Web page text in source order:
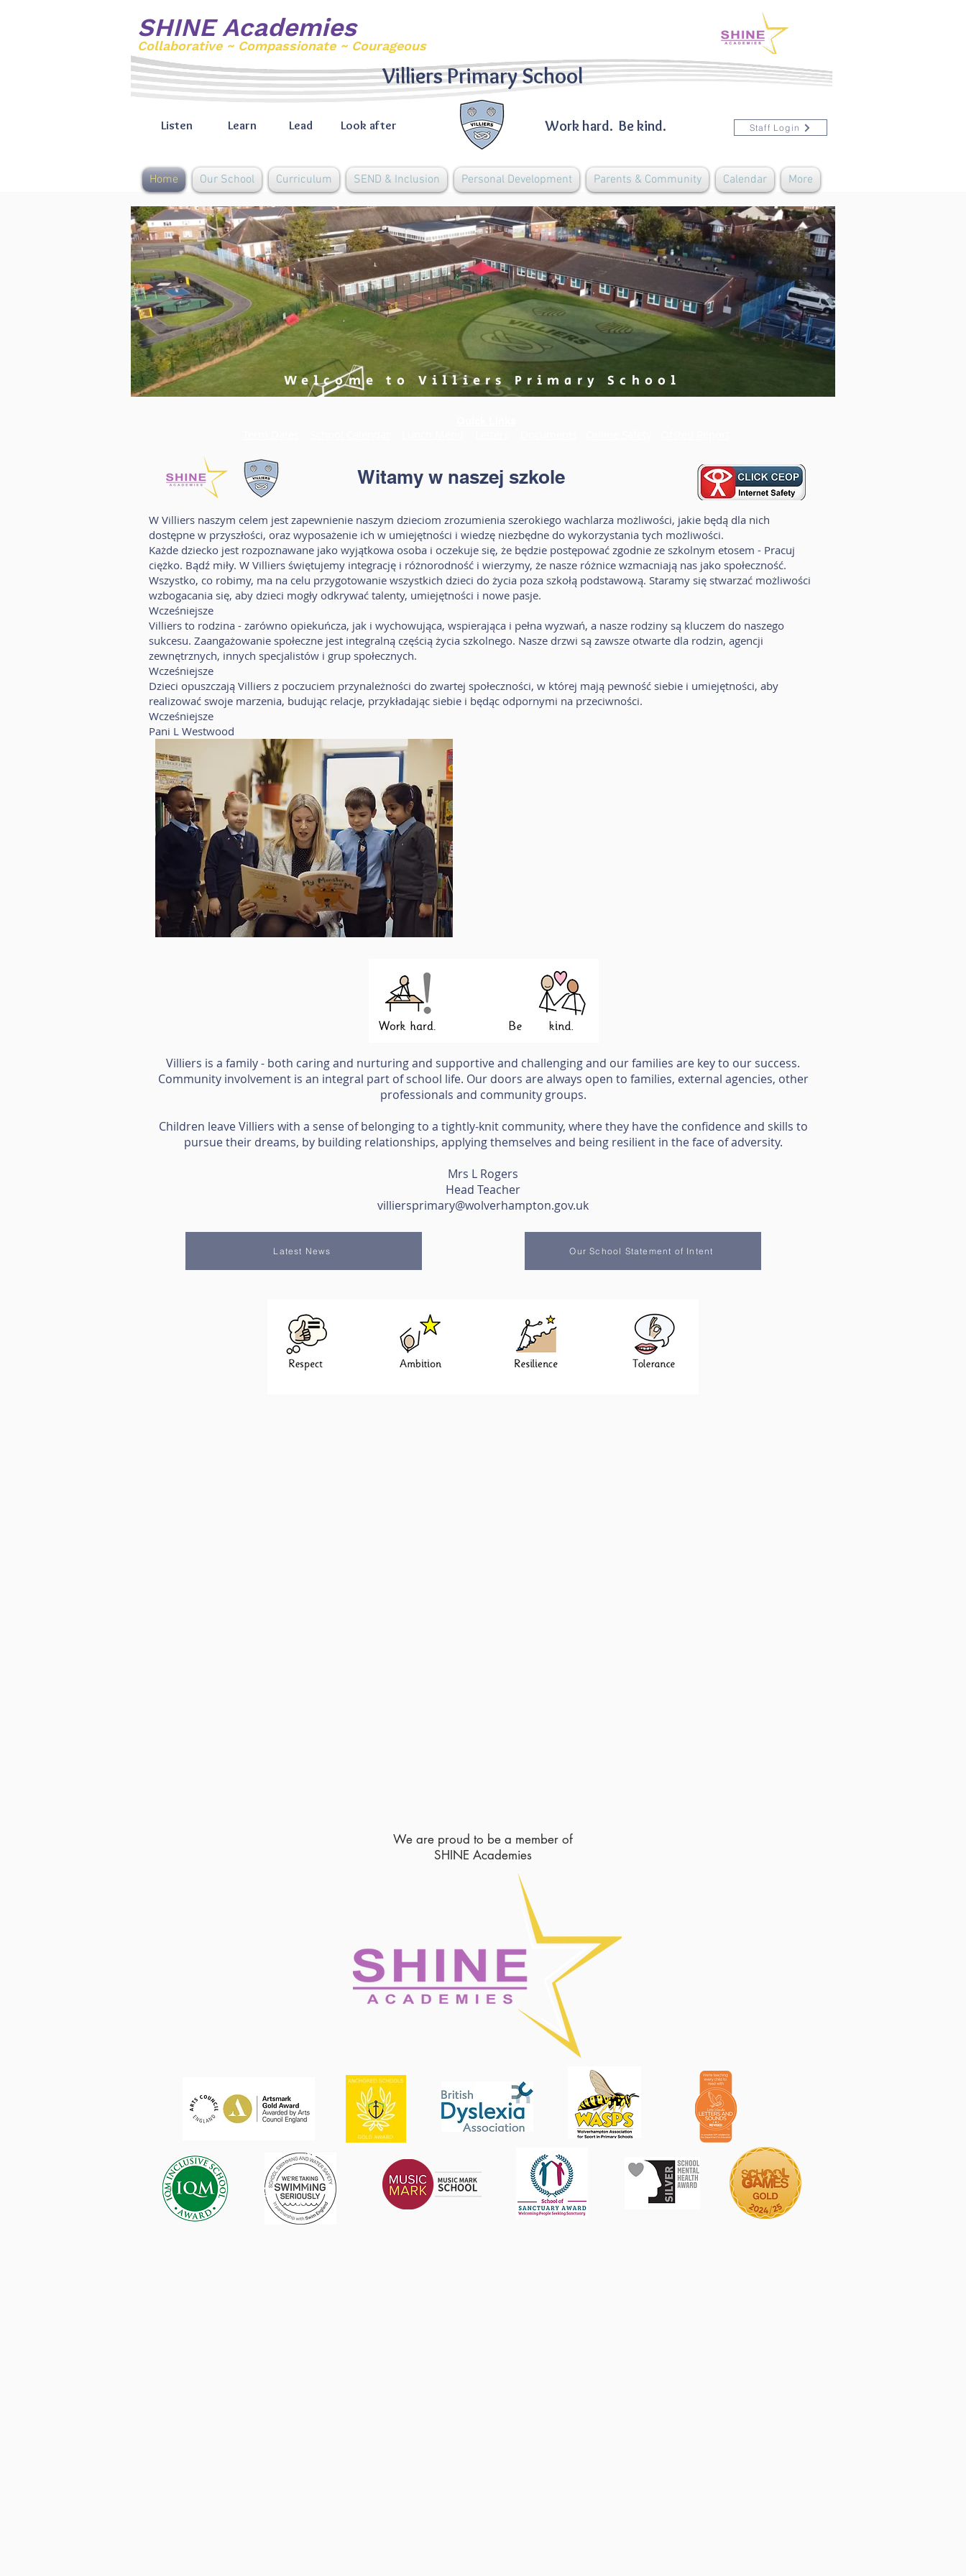
SHINE Academies
Collaborative ~ Compassionate ~ Courageous
Listen Work hard. Be kind.
Learn Lead Look after Staff Login
Villiers Primary School
Home Our School Curriculum SEND & Inclusion Personal Development Parents & Community Calendar More
Welcome to Villiers Primary School
Witamy w naszej szkole
W Villiers naszym celem jest zapewnienie naszym dzieciom zrozumienia szerokiego wachlarza możliwości, jakie będą dla nich
dostępne w przyszłości, oraz wyposażenie ich w umiejętności i wiedzę niezbędne do wykorzystania tych możliwości.
Każde dziecko jest rozpoznawane jako wyjątkowa osoba i oczekuje się, że będzie postępować zgodnie ze szkolnym etosem - Pracuj
ciężko. Bądź miły. W Villiers świętujemy integrację i różnorodność i wierzymy, że nasze różnice wzmacniają nas jako społeczność.
Wszystko, co robimy, ma na celu przygotowanie wszystkich dzieci do życia poza szkołą podstawową. Staramy się stwarzać możliwości
wzbogacania się, aby dzieci mogły odkrywać talenty, umiejętności i nowe pasje.
Wcześniejsze
Villiers to rodzina - zarówno opiekuńcza, jak i wychowująca, wspierająca i pełna wyzwań, a nasze rodziny są kluczem do naszego
sukcesu. Zaangażowanie społeczne jest integralną częścią życia szkolnego. Nasze drzwi są zawsze otwarte dla rodzin, agencji
zewnętrznych, innych specjalistów i grup społecznych.
Wcześniejsze
Dzieci opuszczają Villiers z poczuciem przynależności do zwartej społeczności, w której mają pewność siebie i umiejętności, aby
realizować swoje marzenia, budując relacje, przykładając siebie i będąc odpornymi na przeciwności.
Wcześniejsze
Pani L Westwood
Villiers is a family - both caring and nurturing and supportive and challenging and our families are key to our success.
Community involvement is an integral part of school life. Our doors are always open to families, external agencies, other
professionals and community groups.
Children leave Villiers with a sense of belonging to a tightly-knit community, where they have the confidence and skills to
pursue their dreams, by building relationships, applying themselves and being resilient in the face of adversity.
Mrs L Rogers
Head Teacher
villiersprimary@wolverhampton.gov.uk
Latest News Our School Statement of Intent
We are proud to be a member of
SHINE Academies